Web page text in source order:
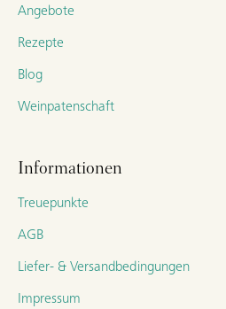
Angebote
Rezepte
Blog
Weinpatenschaft
Informationen
Treuepunkte
AGB
Liefer- & Versandbedingungen
Impressum